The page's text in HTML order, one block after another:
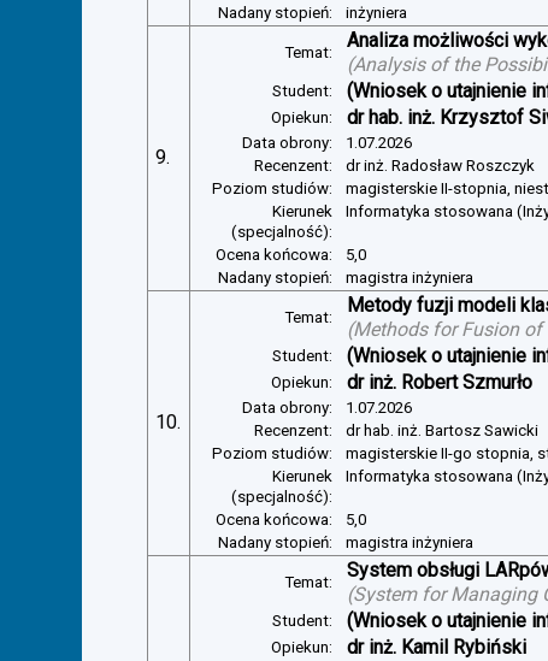
Nadany stopień:
inżyniera
9.
Temat:
Analiza możliwości
(Analysis of the
Student: (Wniosek o utajnienie
Opiekun: dr hab. inż. Krzysztof
Data obrony:
1.07.2026
Recenzent:
dr inż. Radosław Roszczyk
Poziom studiów:
magisterskie II-stopnia,
Kierunek
(specjalność):
Informatyka stosowana
Ocena końcowa:
5,0
Nadany stopień:
magistra inżyniera
10.
Temat:
Metody fuzji modeli
(Methods for Fusion of
Student: (Wniosek o utajnienie
Opiekun: dr inż. Robert Szmurło
Data obrony:
1.07.2026
Recenzent:
dr hab. inż. Bartosz Sawicki
Poziom studiów:
magisterskie II-go stopnia,
Kierunek
(specjalność):
Informatyka stosowana
Ocena końcowa:
5,0
Nadany stopień:
magistra inżyniera
Temat:
System obsługi
(System for Managing
Student: (Wniosek o utajnienie
Opiekun: dr inż. Kamil Rybiński